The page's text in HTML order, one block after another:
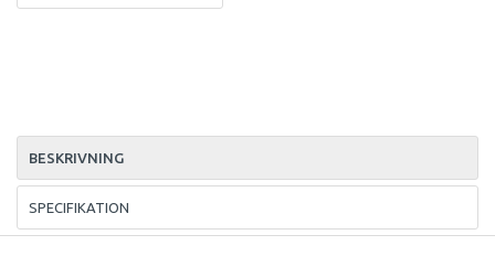
BESKRIVNING
SPECIFIKATION